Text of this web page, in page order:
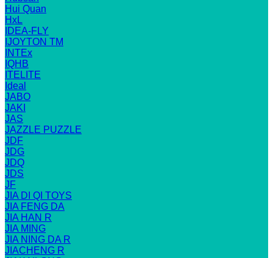
Hui Quan
HxL
IDEA-FLY
IJOYTON TM
INTEx
IQHB
ITELITE
Ideal
JABO
JAKI
JAS
JAZZLE PUZZLE
JDF
JDG
JDQ
JDS
JF
JIA DI QI TOYS
JIA FENG DA
JIA HAN R
JIA MING
JIA NING DA R
JIACHENG R